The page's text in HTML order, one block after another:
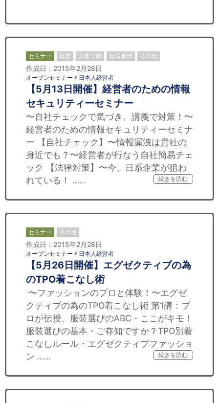
セミナー 経営 人事労務 台湾事情 その他
作成日：2015年2月28日
オープンセミナー 日本人経営者
【5月13日開催】経営者のための情報
セキュリティーセミナー
〜自社チェックで気づき、講義で対策！〜
経営者のための情報セキュリティーセミナ
ー 【自社チェック】〜情報漏洩は貴社の
身近でも？〜経営者が行なう自社簡易チェ
ック 【法律対策】〜今、日系企業が狙わ
れている！ ……
続きを読む
セミナー その他
作成日：2015年2月28日
オープンセミナー 日本人経営者
【5月26日開催】エグゼクティブの為
のTPO着こなし術
〜ファッションのプロと体験！〜エグゼ
クティブの為のTPO着こなし術 第1講：プ
ロが伝授、服装選びのABC・ここがキモ！
服装選びの基本・ご存知ですか？TPO別着
こなしルール・エグゼクティブファッショ
ン ……
続きを読む